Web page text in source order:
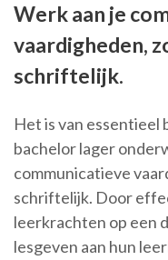
Werk aan je
vaardigheden,
schriftelijk.
Het is van essentieel
bachelor lager
communicatieve
schriftelijk. Door
leerkrachten op een
lesgeven aan hun